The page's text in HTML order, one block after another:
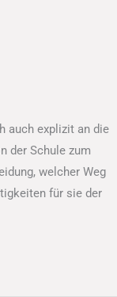
auch explizit an die
der Schule zum
welcher Weg
für sie der